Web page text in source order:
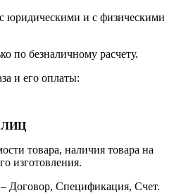
юридическими и с физическими
по безналичному расчету.
и его оплаты:
товара, наличия товара на
изготовления.
Договор, Спецификация, Счет.